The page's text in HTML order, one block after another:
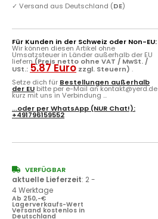
✓ Versand aus Deutschland (DE)
Für Kunden in der Schweiz oder Non-EU:
Wir können diesen Artikel ohne
Umsatzsteuer in Länder außerhalb der EU
liefern (Preis netto ohne VAT / MwSt. /
USt.: 5.87 Euro zzgl. Steuern) .
Setze dich für Bestellungen außerhalb
der EU bitte per e-Mail an kontakt@yerd.de
kurz mit uns in Verbindung ...
...oder perWhatsApp (NUR Chat!):
+491796159552
VERFÜGBAR
aktuelle Lieferzeit: 2 -
4 Werktage
Ab 250,-€
Lagerverkaufs-Wert
Versand kostenlos in
Deutschland